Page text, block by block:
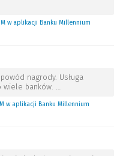
w aplikacji Banku Millennium
nagrody. Usługa
wiele banków. …
w aplikacji Banku Millennium